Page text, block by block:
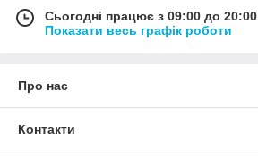
Сьогодні працює з 09:00 до 20:00
Показати весь графік роботи
Про нас
Контакти